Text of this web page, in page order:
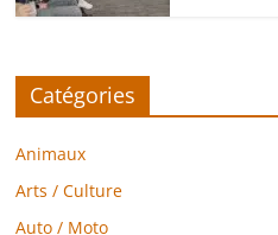
Catégories
Animaux
Arts / Culture
Auto / Moto